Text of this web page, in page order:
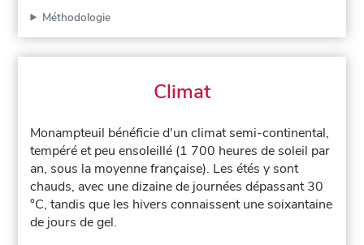
Méthodologie
Climat
Monampteuil bénéficie d'un climat semi-continental,
tempéré et peu ensoleillé (1 700 heures de soleil par
an, sous la moyenne française). Les étés y sont
chauds, avec une dizaine de journées dépassant 30
°C, tandis que les hivers connaissent une soixantaine
de jours de gel.